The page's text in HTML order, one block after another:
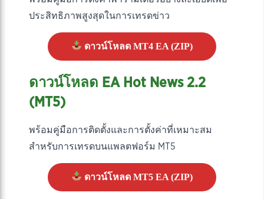
ประสิทธิภาพสูงสุดในการเทรดข่าว
ดาวน์โหลด MT4 EA (ZIP)
ดาวน์โหลด EA Hot News 2.2
(MT5)
พร้อมคู่มือการติดตั้งและการตั้งค่าที่เหมาะสม
สำหรับการเทรดบนแพลตฟอร์ม MT5
ดาวน์โหลด MT5 EA (ZIP)